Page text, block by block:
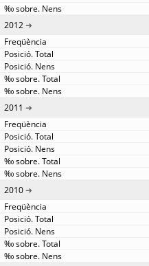
2012
2011
2010